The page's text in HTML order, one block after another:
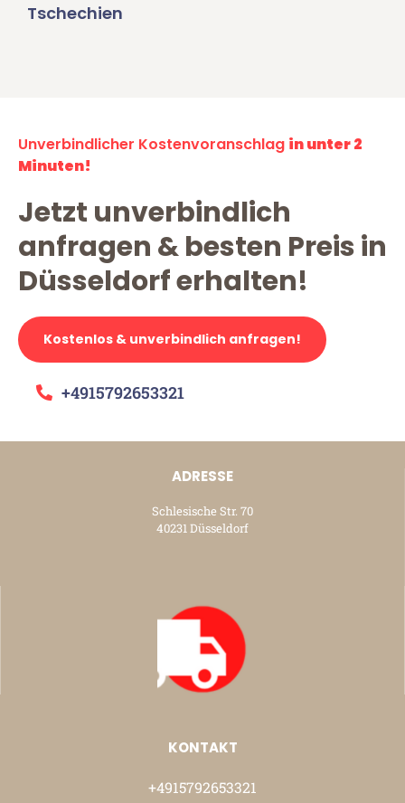
Tschechien
Unverbindlicher Kostenvoranschlag in unter 2
Minuten!
Jetzt unverbindlich
anfragen & besten Preis in
Düsseldorf erhalten!
Kostenlos & unverbindlich anfragen!
+4915792653321
ADRESSE
Schlesische Str. 70
40231 Düsseldorf
KONTAKT
+4915792653321